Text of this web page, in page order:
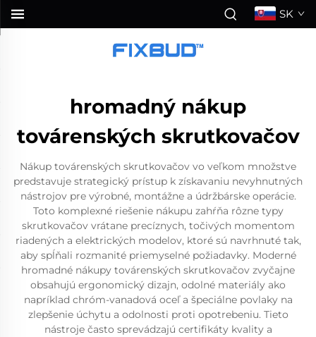
SK
hromadný nákup
továrenských skrutkovačov
Nákup továrenských skrutkovačov vo veľkom množstve
predstavuje strategický prístup k získavaniu nevyhnutných
nástrojov pre výrobné, montážne a údržbárske operácie.
Toto komplexné riešenie nákupu zahŕňa rôzne typy
skrutkovačov vrátane precíznych, točivých momentom
riadených a elektrických modelov, ktoré sú navrhnuté tak,
aby spĺňali rozmanité priemyselné požiadavky. Moderné
hromadné nákupy továrenských skrutkovačov zvyčajne
obsahujú ergonomický dizajn, odolné materiály ako
napríklad chróm-vanadová oceľ a špeciálne povlaky na
zlepšenie úchytu a odolnosti proti opotrebeniu. Tieto
nástroje často sprevádzajú certifikáty kvality a